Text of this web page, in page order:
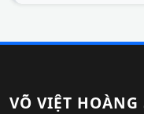
VÕ VIỆT HOÀNG